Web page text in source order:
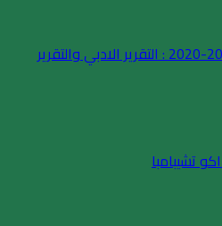
الجمع العام العادي 2019-2020 : التقرير الادبي والتقرير
تشيبامبا